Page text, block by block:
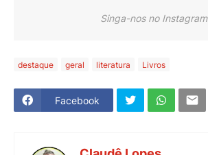
Singa-nos no Instagram
destaque geral literatura Livros
Facebook